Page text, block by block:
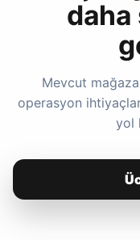
daha
Mevcut
operasyon
yol